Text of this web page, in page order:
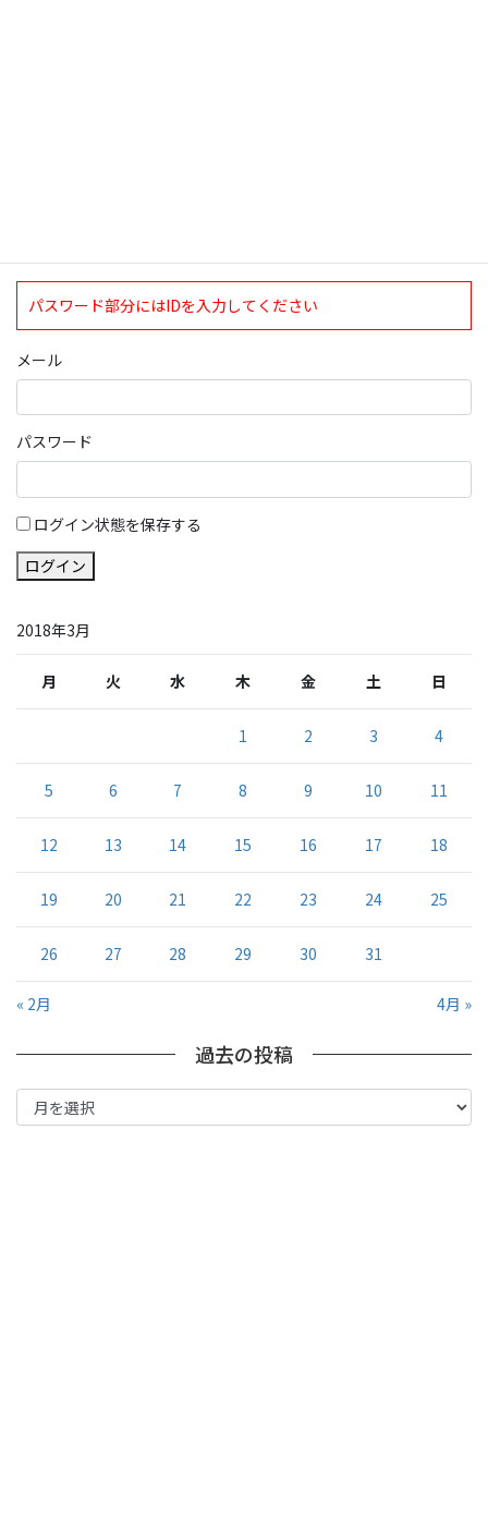
パスワード部分にはIDを入力してください
メール
パスワード
ログイン状態を保存する
ログイン
2018年3月
月 火 水 木 金 土 日
1 2 3 4
5 6 7 8 9 10 11
12 13 14 15 16 17 18
19 20 21 22 23 24 25
26 27 28 29 30 31
« 2月 4月 »
過去の投稿
去